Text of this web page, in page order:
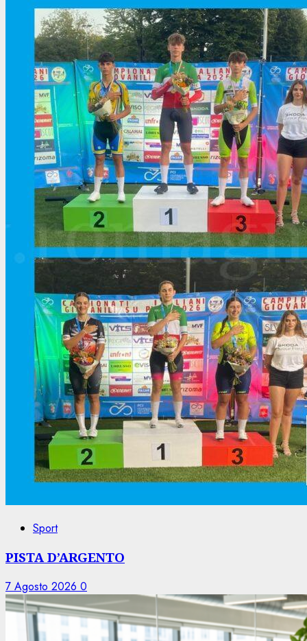
Sport
PISTA D’ARGENTO
7 Agosto 2026 0